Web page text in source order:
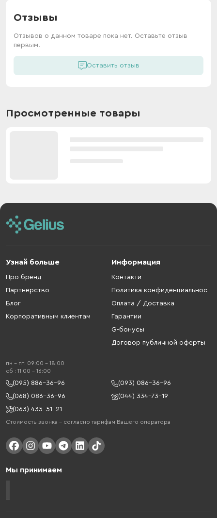
Отзывы
Отзывов о данном товаре пока нет. Оставьте отзыв
первым.
Оставить отзыв
Просмотренные товары
Узнай больше
Про бренд
Партнерство
Блог
Корпоративным клиентам
Информация
Контакти
Политика конфиденциальнос
Оплата / Доставка
Гарантии
G-бонусы
Договор публичной оферты
пн - пт: 09:00 - 18:00
cб : 11:00 - 16:00
(095) 886-36-96
(093) 086-36-96
(068) 086-36-96
(044) 334-73-19
(063) 435-51-21
Стоимость звонка – согласно тарифам Вашего оператора
Мы принимаем